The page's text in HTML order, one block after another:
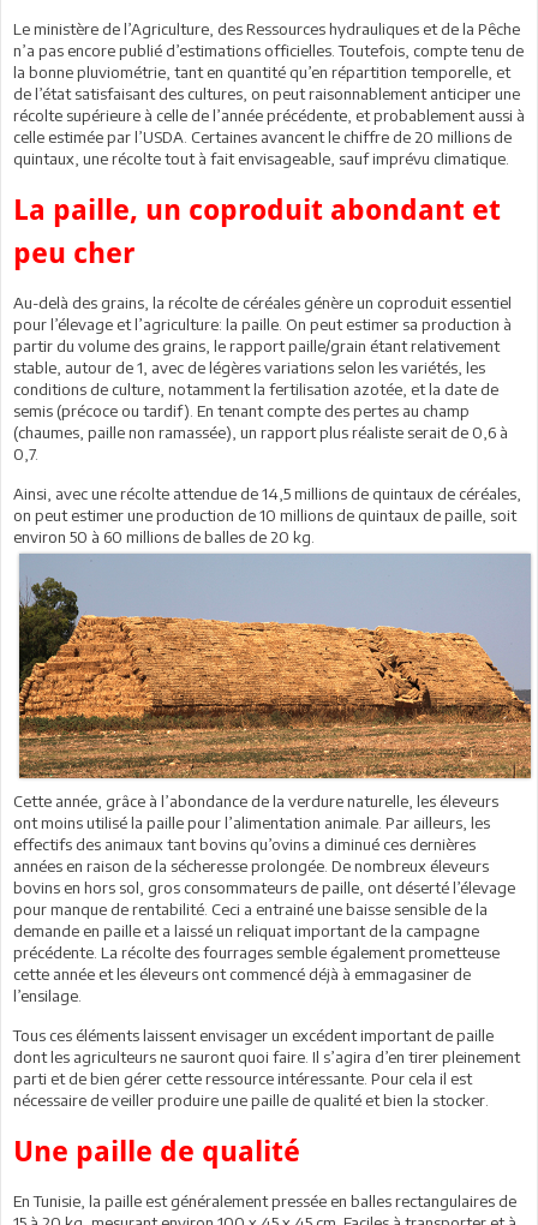
Le ministère de l’Agriculture, des Ressources hydrauliques et de la Pêche
n’a pas encore publié d’estimations officielles. Toutefois, compte tenu de
la bonne pluviométrie, tant en quantité qu’en répartition temporelle, et
de l’état satisfaisant des cultures, on peut raisonnablement anticiper une
récolte supérieure à celle de l’année précédente, et probablement aussi à
celle estimée par l’USDA. Certaines avancent le chiffre de 20 millions de
quintaux, une récolte tout à fait envisageable, sauf imprévu climatique.
La paille, un coproduit abondant et
peu cher
Au-delà des grains, la récolte de céréales génère un coproduit essentiel
pour l’élevage et l’agriculture: la paille. On peut estimer sa production à
partir du volume des grains, le rapport paille/grain étant relativement
stable, autour de 1, avec de légères variations selon les variétés, les
conditions de culture, notamment la fertilisation azotée, et la date de
semis (précoce ou tardif). En tenant compte des pertes au champ
(chaumes, paille non ramassée), un rapport plus réaliste serait de 0,6 à
0,7.
Ainsi, avec une récolte attendue de 14,5 millions de quintaux de céréales,
on peut estimer une production de 10 millions de quintaux de paille, soit
environ 50 à 60 millions de balles de 20 kg.
Cette année, grâce à l’abondance de la verdure naturelle, les éleveurs
ont moins utilisé la paille pour l’alimentation animale. Par ailleurs, les
effectifs des animaux tant bovins qu’ovins a diminué ces dernières
années en raison de la sécheresse prolongée. De nombreux éleveurs
bovins en hors sol, gros consommateurs de paille, ont déserté l’élevage
pour manque de rentabilité. Ceci a entrainé une baisse sensible de la
demande en paille et a laissé un reliquat important de la campagne
précédente. La récolte des fourrages semble également prometteuse
cette année et les éleveurs ont commencé déjà à emmagasiner de
l’ensilage.
Tous ces éléments laissent envisager un excédent important de paille
dont les agriculteurs ne sauront quoi faire. Il s’agira d’en tirer pleinement
parti et de bien gérer cette ressource intéressante. Pour cela il est
nécessaire de veiller produire une paille de qualité et bien la stocker.
Une paille de qualité
En Tunisie, la paille est généralement pressée en balles rectangulaires de